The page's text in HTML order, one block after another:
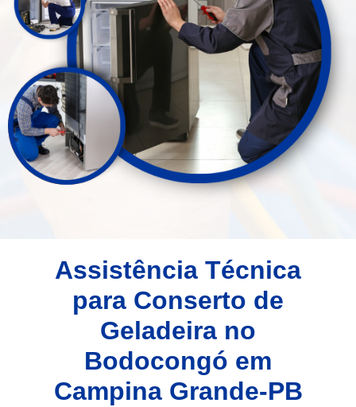
Assistência Técnica
para Conserto de
Geladeira no
Bodocongó em
Campina Grande-PB